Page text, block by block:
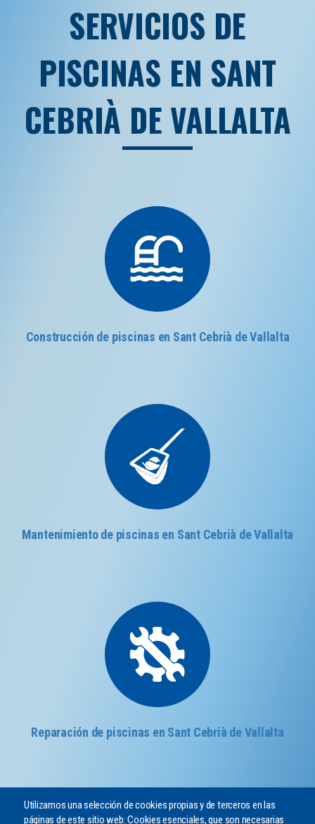
SERVICIOS DE
PISCINAS EN SANT
CEBRIÀ DE VALLALTA
Construcción de piscinas en Sant Cebrià de Vallalta
Mantenimiento de piscinas en Sant Cebrià de Vallalta
Reparación de piscinas en Sant Cebrià de Vallalta
Utilizamos una selección de cookies propias y de terceros en las
páginas de este sitio web: Cookies esenciales, que son necesarias